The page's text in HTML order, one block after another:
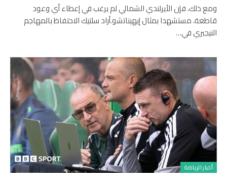
ومع ذلك، فإن الأيرلندي الشمالي لم يرغب في إعطاء أي وعود
قاطعة، مستشهدا بمثال إيهيناتشو.أراد سلتيك الاحتفاظ بالمهاجم
النيجيري في…
أخبار الرياضة